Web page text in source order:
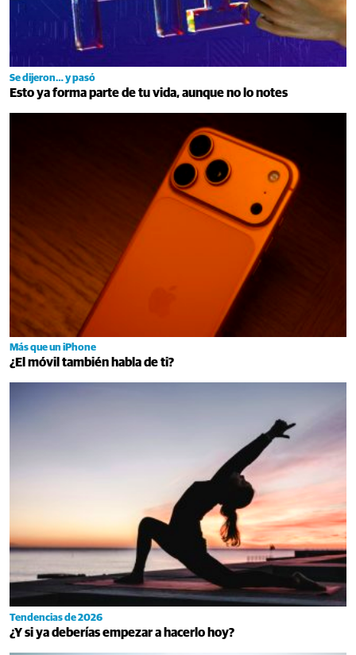
Se dijeron… y pasó
Esto ya forma parte de tu vida, aunque no lo notes
Más que un iPhone
¿El móvil también habla de ti?
Tendencias de 2026
¿Y si ya deberías empezar a hacerlo hoy?